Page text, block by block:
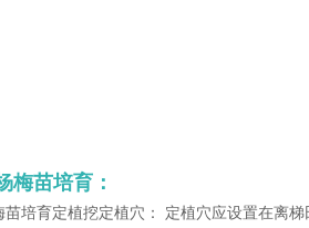
梅苗培育：
培育定植挖定植穴： 定植穴应设置在离